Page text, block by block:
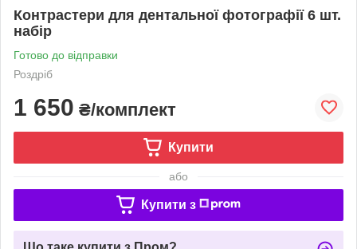
Контрастери для дентальної фотографії 6 шт.
набір
Готово до відправки
Роздріб
1 650 ₴/комплект
Купити
або
Купити з